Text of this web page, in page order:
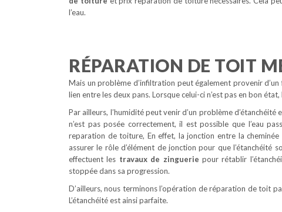
l’eau.
RÉPARATION DE TOIT
Mais un problème d’infiltration peut également provenir
lien entre les deux pans. Lorsque celui-ci n’est pas en bon état,
Par ailleurs, l’humidité peut venir d’un problème
n’est pas posée correctement, il est possible que l’eau
reparation de toiture, En effet, la jonction entre la
assurer le rôle d’élément de jonction pour que l’étanchéité
effectuent les travaux de zinguerie pour rétablir
stoppée dans sa progression.
D’ailleurs, nous terminons l’opération de réparation de toit
L’étanchéité est ainsi parfaite.